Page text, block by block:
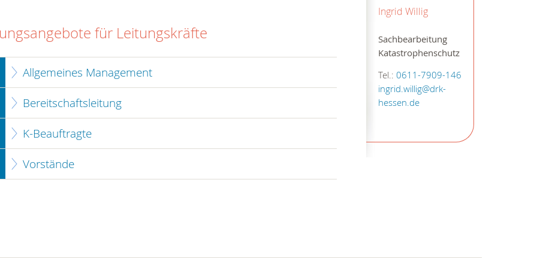
Ingrid Willig
Sachbearbeitung
Katastrophenschutz
Tel.: 0611-7909-146
ingrid.willig@drk-
hessen.de
für Leitungskräfte
Allgemeines Management
Bereitschaftsleitung
K-Beauftragte
Vorstände